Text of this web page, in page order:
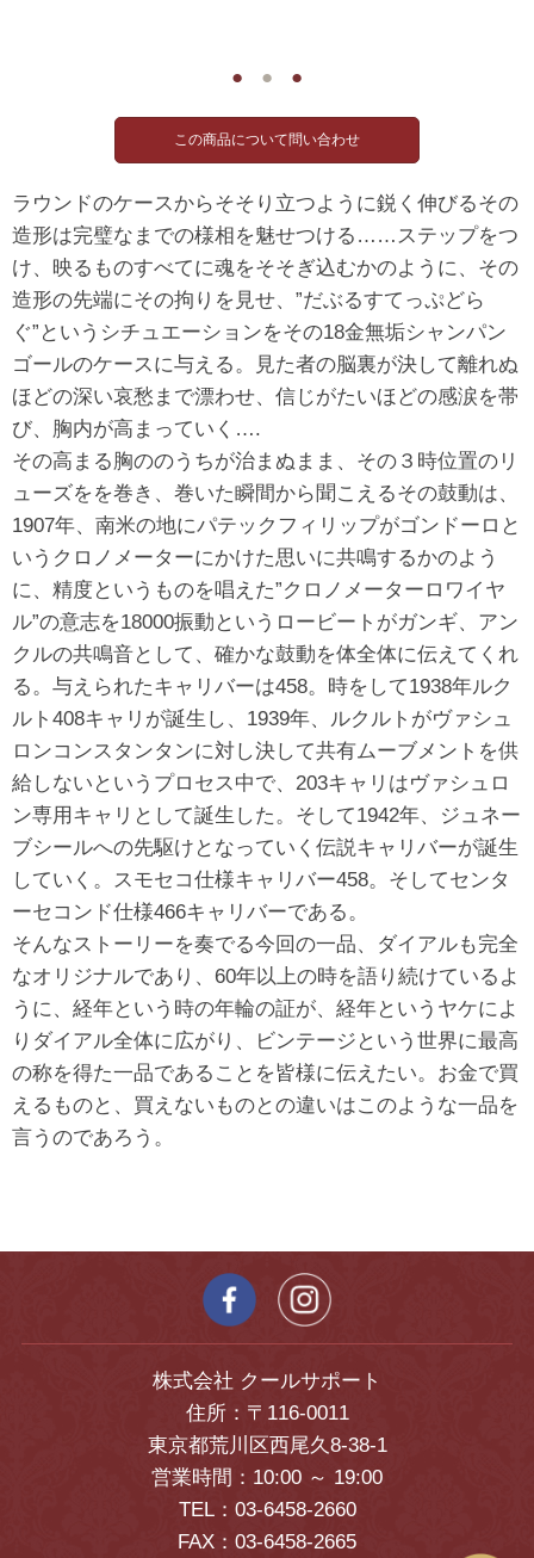
● ● ●
ラウンドのケースからそそり立つように鋭く伸びるその
造形は完璧なまでの様相を魅せつける……ステップをつ
け、映るものすべてに魂をそそぎ込むかのように、その
造形の先端にその拘りを見せ、”だぶるすてっぷどら
ぐ”というシチュエーションをその18金無垢シャンパン
ゴールのケースに与える。見た者の脳裏が決して離れぬ
ほどの深い哀愁まで漂わせ、信じがたいほどの感涙を帯
び、胸内が高まっていく….
その高まる胸ののうちが治まぬまま、その３時位置のリ
ューズをを巻き、巻いた瞬間から聞こえるその鼓動は、
1907年、南米の地にパテックフィリップがゴンドーロと
いうクロノメーターにかけた思いに共鳴するかのよう
に、精度というものを唱えた”クロノメーターロワイヤ
ル”の意志を18000振動というロービートがガンギ、アン
クルの共鳴音として、確かな鼓動を体全体に伝えてくれ
る。与えられたキャリバーは458。時をして1938年ルク
ルト408キャリが誕生し、1939年、ルクルトがヴァシュ
ロンコンスタンタンに対し決して共有ムーブメントを供
給しないというプロセス中で、203キャリはヴァシュロ
ン専用キャリとして誕生した。そして1942年、ジュネー
ブシールへの先駆けとなっていく伝説キャリバーが誕生
していく。スモセコ仕様キャリバー458。そしてセンタ
ーセコンド仕様466キャリバーである。
そんなストーリーを奏でる今回の一品、ダイアルも完全
なオリジナルであり、60年以上の時を語り続けているよ
うに、経年という時の年輪の証が、経年というヤケによ
りダイアル全体に広がり、ビンテージという世界に最高
の称を得た一品であることを皆様に伝えたい。お金で買
えるものと、買えないものとの違いはこのような一品を
言うのであろう。
株式会社 クールサポート
住所：〒116-0011
東京都荒川区西尾久8-38-1
営業時間：10:00 ～ 19:00
TEL：03-6458-2660
FAX：03-6458-2665